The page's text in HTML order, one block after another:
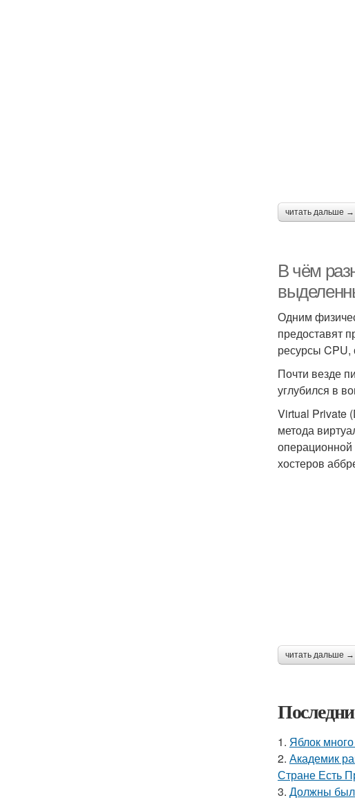
читать дальше →
В чём
Одним
предоставят
ресурсы CPU,
Почти везде
углубился в
Virtual Private
метода
хостеров
читать дальше →
1. Яблок
2. Академик
Стране Есть
3. Должны